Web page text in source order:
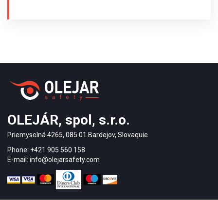
d'avertissement sont agencés parallèlement.
OLEJÁR, spol, s.r.o.
Priemyselná 4265, 085 01 Bardejov, Slovaquie
Phone: +421 905 560 158
E-mail: info@olejarsafety.com